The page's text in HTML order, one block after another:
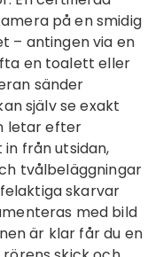
på en smidig
– antingen via en
en toalett eller
sänder
själv se exakt
letar efter
från utsidan,
tvålbeläggningar
skarvar
med bild
är klar får du en